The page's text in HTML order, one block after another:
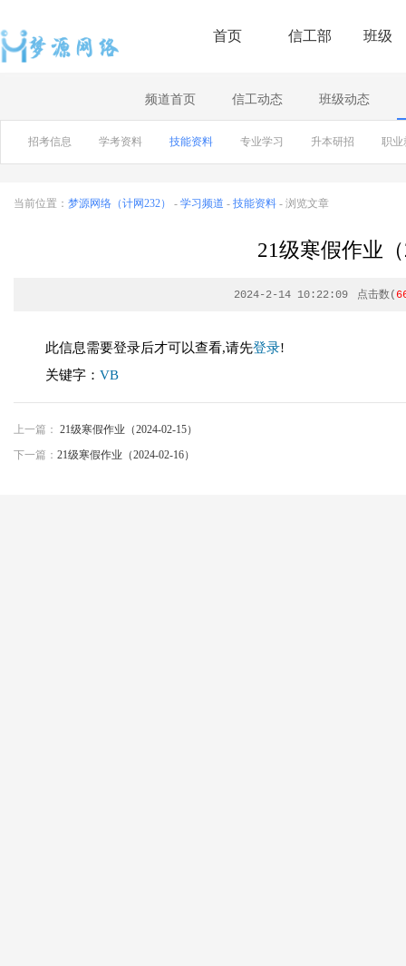
首页 信工部 班级
频道首页 信工动态 班级动态
招考信息 学考资料 技能资料 专业学习 升本研招 职业
当前位置： 梦源网络（计网232） - 学习频道 - 技能资料 - 浏览文章
21级寒假作业
2024-2-14 10:22:09 点击数(
此信息需要登录后才可以查看,请先登录!
关键字： VB
上一篇： 21级寒假作业（2024-02-15）
下一篇： 21级寒假作业（2024-02-16）